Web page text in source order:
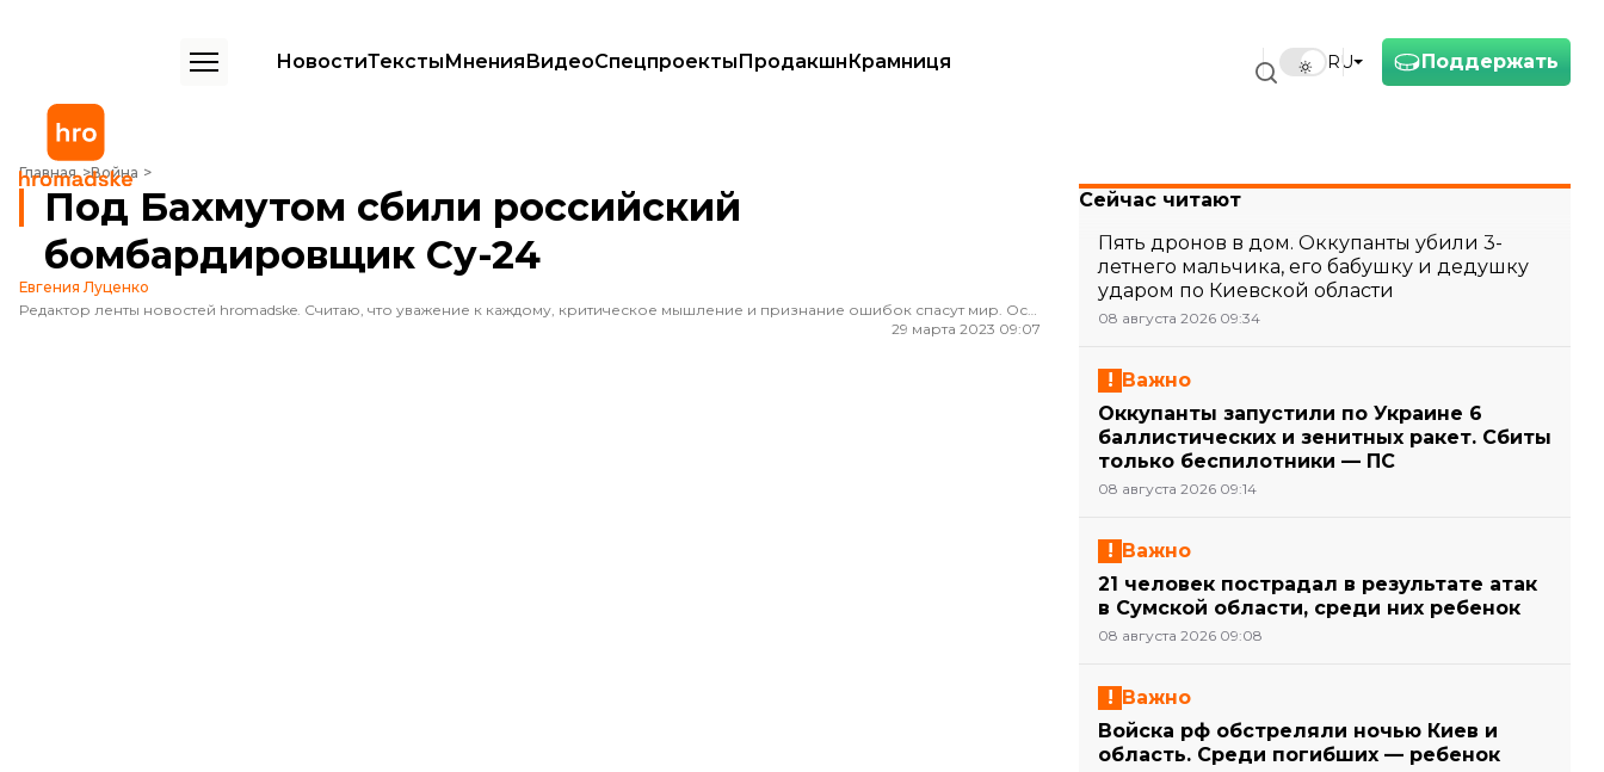
Поддержать
RU
НовостиТекстыМненияВидеоСпецпроектыПродакшнКрамниця
Главная Война
Под Бахмутом сбили российский бомбардировщик Су-24
Под Бахмутом сбили российский
бомбардировщик Су-24
Евгения Луценко
Редактор ленты новостей hromadske. Считаю, что уважение к каждому, критическое мышление и признание ошибок спасут мир. Особенно люблю новости о науке и космос
29 марта 2023 09:07
Сейчас читают
Пять дронов в дом. Оккупанты убили 3-
летнего мальчика, его бабушку и дедушку
ударом по Киевской области
08 августа 2026 09:34
Важно
Оккупанты запустили по Украине 6
баллистических и зенитных ракет. Сбиты
только беспилотники — ПС
08 августа 2026 09:14
Важно
21 человек пострадал в результате атак
в Сумской области, среди них ребенок
08 августа 2026 09:08
Важно
Войска рф обстреляли ночью Киев и
область. Среди погибших — ребенок